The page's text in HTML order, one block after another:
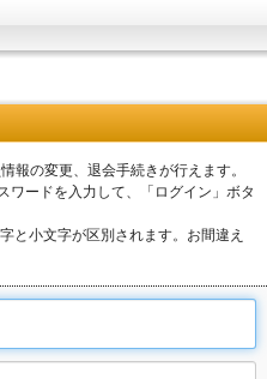
報の変更、退会手続きが行えます。
ワードを入力して、「ログイン」ボタ
と小文字が区別されます。お間違え